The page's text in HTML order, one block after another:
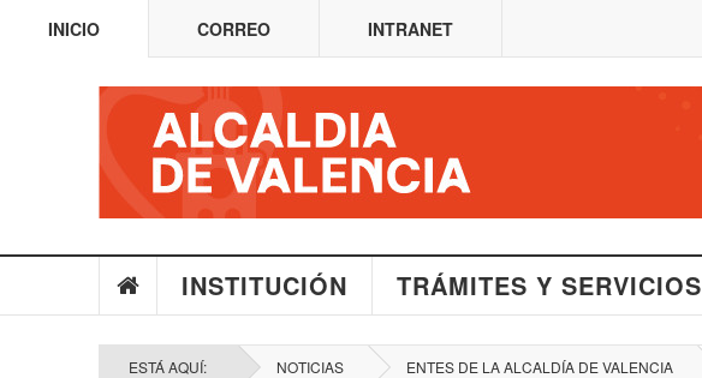
INICIO CORREO INTRANET
INSTITUCIÓN TRÁMITES Y SERVICIOS
ESTÁ AQUÍ: NOTICIAS ENTES DE LA ALCALDÍA DE VALENCIA